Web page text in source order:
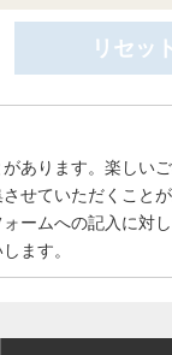
あります。楽しい
せていただくこと
ームへの記入に対
ます。